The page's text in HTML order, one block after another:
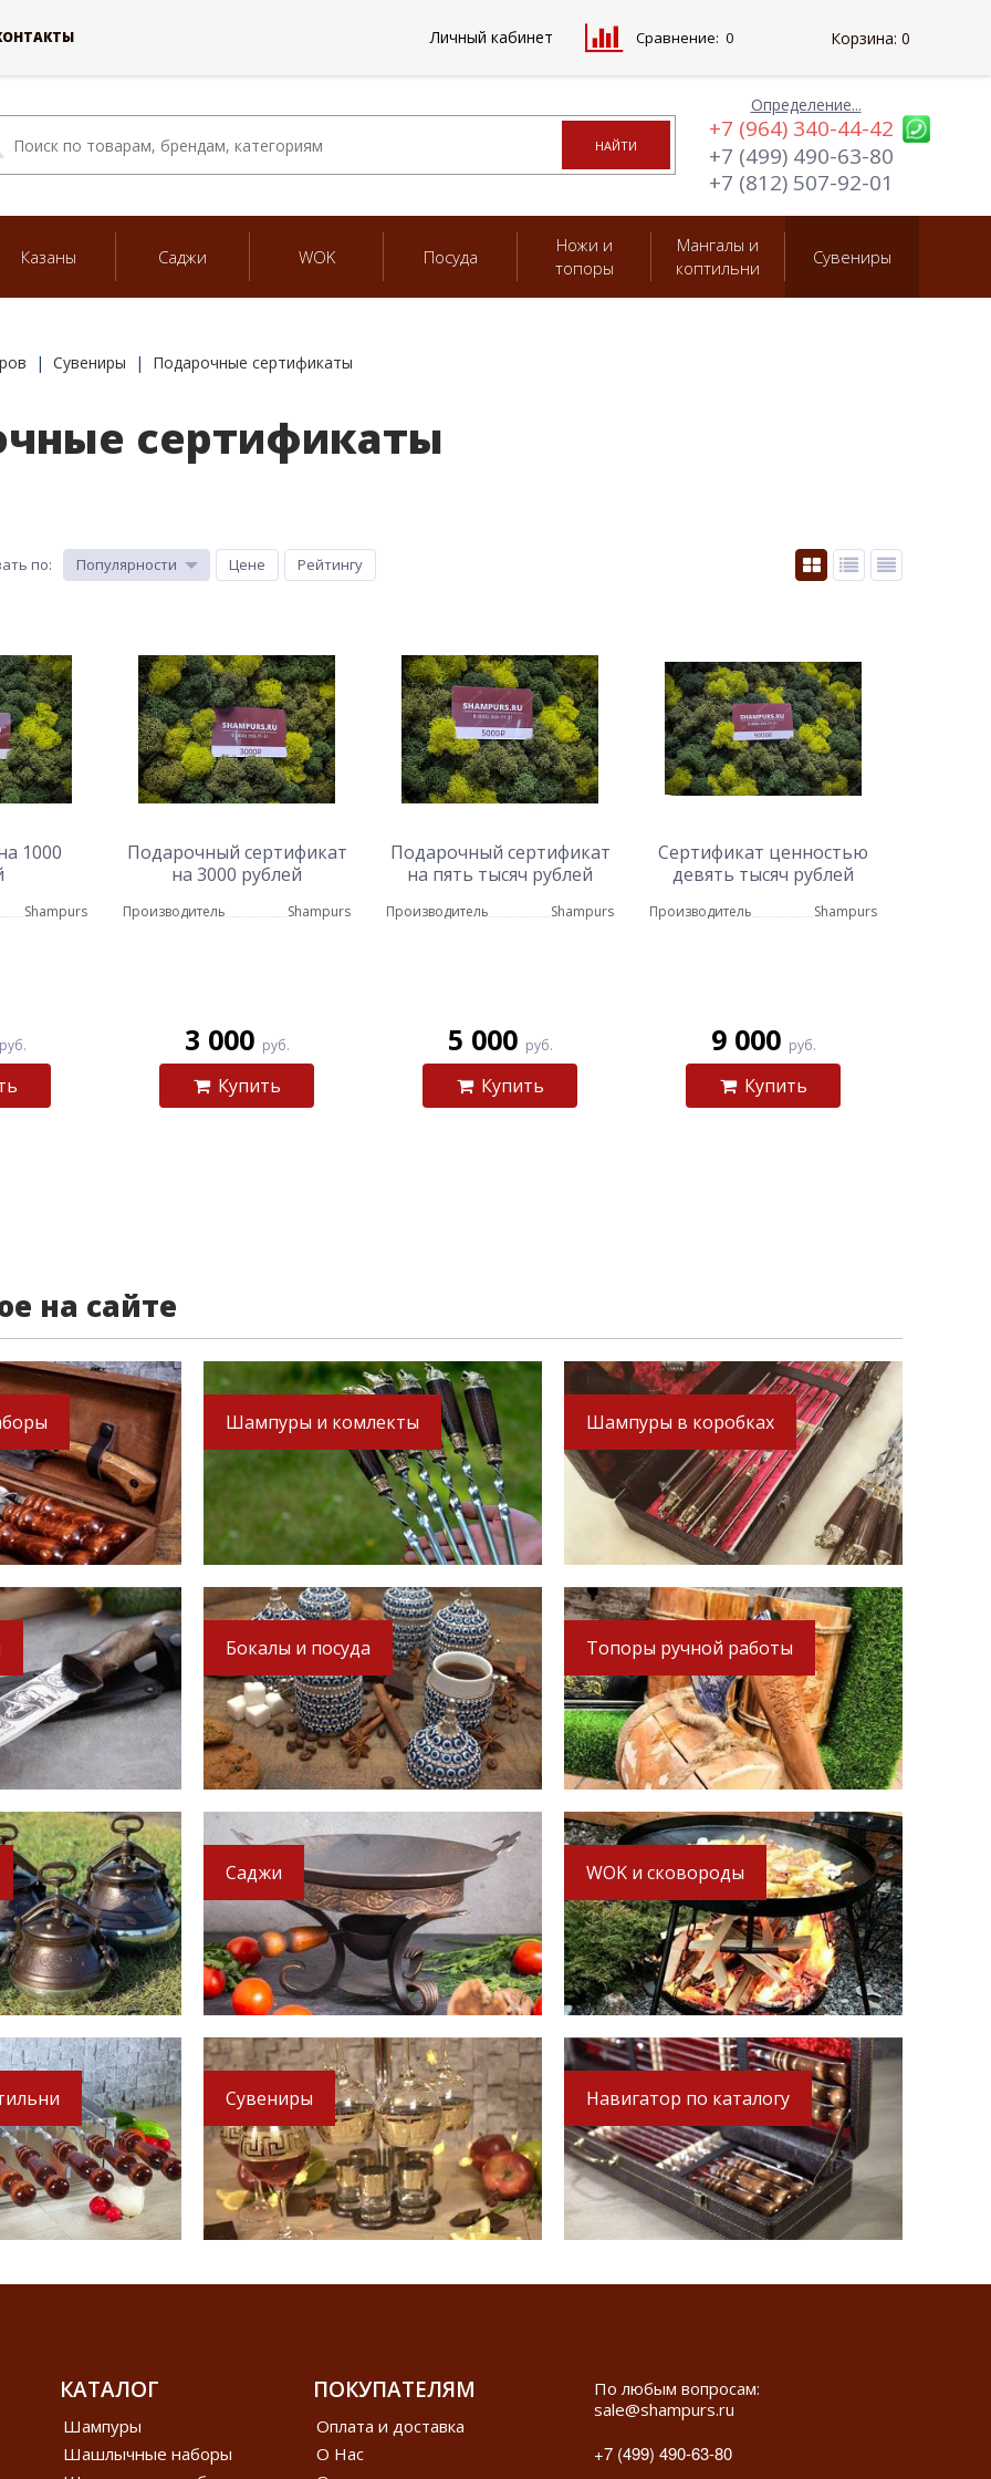
Определение...
+7 (964) 340-44-42
+7 (499) 490-63-80
+7 (812) 507-92-01
Казаны Саджи WOK Посуда
Ножи и
топоры
Мангалы и
коптильни
Сувениры
-37%
двумя
Нож Кизляр - Кизлярский
1 890руб.
2 290 руб.
-9%
Крышка для сковороды
46см
2 940руб.
3 240 руб.
Сувениры Подарочные сертификаты
сертификаты
по: Популярности Цене Рейтингу
1000
Shampurs
руб.
Подарочный сертификат
на 3000 рублей
Производитель Shampurs
3 000 руб.
Купить
Подарочный сертификат
на пять тысяч рублей
Производитель Shampurs
5 000 руб.
Купить
Сертификат ценностью
девять тысяч рублей
Производитель Shampurs
9 000 руб.
Купить
на сайте
Шампуры и комлекты Шампуры в коробках
Бокалы и посуда Топоры ручной работы
Саджи WOK и сковороды
Сувениры Навигатор по каталогу
По любым вопросам:
sale@shampurs.ru
+7 (499) 490-63-80
КАТАЛОГ
Шампуры
Шашлычные наборы
ПОКУПАТЕЛЯМ
Оплата и доставка
О Нас
Личный кабинет Сравнение: 0 Корзина: 0